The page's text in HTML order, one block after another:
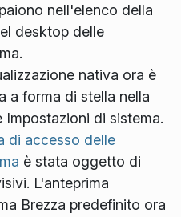
nell'elenco della
desktop delle
nativa ora è
a forma di stella nella
Impostazioni di sistema.
di accesso delle
è stata oggetto di
L'anteprima
Brezza predefinito ora